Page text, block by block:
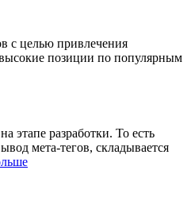
с целью привлечения
позиции по популярным
этапе разработки. То есть
мета-тегов, складывается